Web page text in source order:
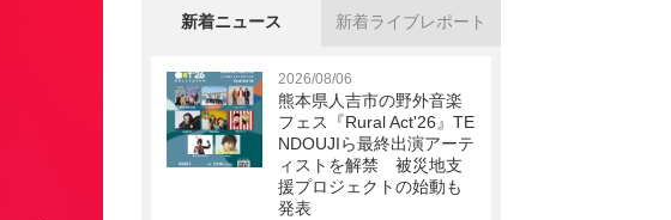
新着ニュース 新着ライブレポート
2026/08/06
熊本県人吉市の野外音楽
フェス『Rural Act'26』TE
NDOUJIら最終出演アーテ
ィストを解禁 被災地支
援プロジェクトの始動も
発表